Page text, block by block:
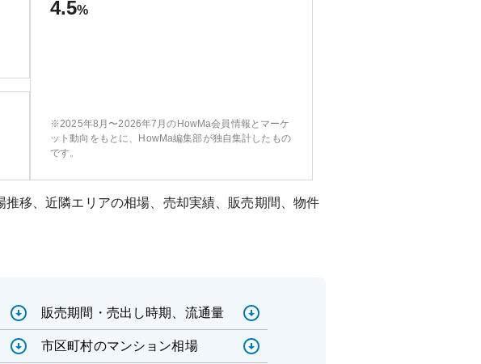
4.5%
※2025年8月〜2026年7月のHowMa会員情報とマーケ
ット動向をもとに、HowMa編集部が独自集計したもの
です。
移、近隣エリアの相場、売却実績、販売期間、物件
販売期間・売出し時期、流通量
市区町村のマンション相場